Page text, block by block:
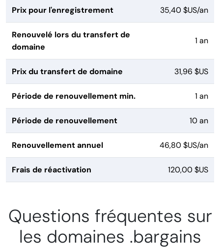
Prix pour l'enregistrement 35,40 $US/an
Renouvelé lors du transfert de
domaine
1 an
Prix du transfert de domaine 31,96 $US
Période de renouvellement min. 1 an
Période de renouvellement 10 an
Renouvellement annuel 46,80 $US/an
Frais de réactivation 120,00 $US
Questions fréquentes sur
les domaines .bargains